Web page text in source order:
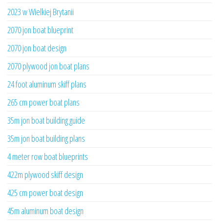
2023 w Wielkiej Brytanii
2070 jon boat blueprint
2070 jon boat design
2070 plywood jon boat plans
24 foot aluminum skiff plans
265 cm power boat plans
35m jon boat building guide
35m jon boat building plans
4 meter row boat blueprints
422m plywood skiff design
425 cm power boat design
45m aluminum boat design